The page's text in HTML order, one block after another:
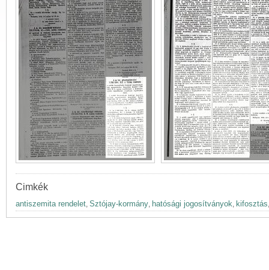
Cimkék
antiszemita rendelet, Sztójay-kormány, hatósági jogosítványok, kifosztás